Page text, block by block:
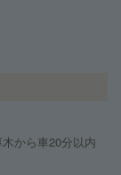
から車20分以内